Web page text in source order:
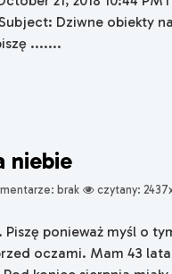
Dziwne obiekty
.......
niebie
brak czytany:
Piszę ponieważ myśl o
oczami. Mam 43